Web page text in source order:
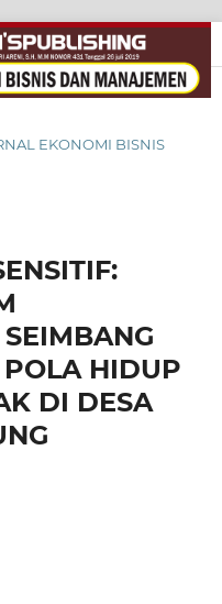
EKONOMI BISNIS
HIDUP
DI DESA